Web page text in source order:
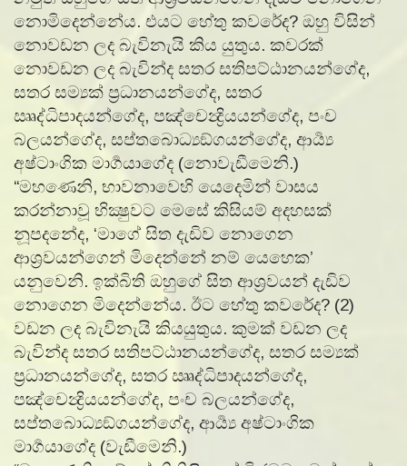
නොමිදෙන්නේය. එයට හේතු කවරේද? ඔහු විසින්
නොවඩන ලද බැවිනැයි කිය යුතුය. කවරක්
නොවඩන ලද බැවින්ද සතර සතිපට්ඨානයන්ගේද,
සතර සම්‍යක් ප්‍රධානයන්ගේද, සතර
ඎද්‍ධිපාදයන්ගේද, පඤ්චෙන්‍ද්‍රියයන්ගේද, පංච
බලයන්ගේද, සප්තබොධ්‍යඞ්ගයන්ගේද, ආර්‍ය්‍ය
අෂ්ටාංගික මාර්‍ගයාගේද (නොවැඩීමෙනි.)
“මහණෙනි, භාවනාවෙහි යෙදෙමින් වාසය
කරන්නාවූ භික්‍ෂුවට මෙසේ කිසියම් අදහසක්
නූපදනේද, ‘මාගේ සිත දැඩිව නොගෙන
ආශ්‍රවයන්ගෙන් මිදෙන්නේ නම් යෙහෙක’
යනුවෙනි. ඉක්බිති ඔහුගේ සිත ආශ්‍රවයන් දැඩිව
නොගෙන මිදෙන්නේය. ඊට හේතු කවරේද? (2)
වඩන ලද බැවිනැයි කියයුතුය. කුමක් වඩන ලද
බැවින්ද සතර සතිපට්ඨානයන්ගේද, සතර සම්‍යක්
ප්‍රධානයන්ගේද, සතර ඎද්‍ධිපාදයන්ගේද,
පඤ්චෙන්‍ද්‍රියයන්ගේද, පංච බලයන්ගේද,
සප්තබොධ්‍යඞ්ගයන්ගේද, ආර්‍ය්‍ය අෂ්ටාංගික
මාර්‍ගයාගේද (වැඩීමෙනි.)